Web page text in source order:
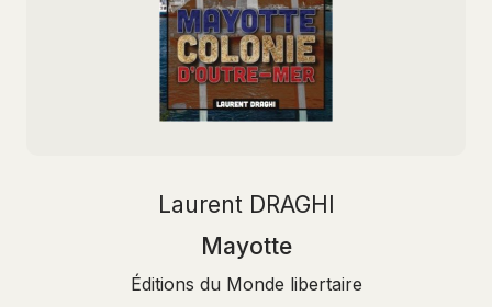
Laurent DRAGHI
Mayotte
Éditions du Monde libertaire